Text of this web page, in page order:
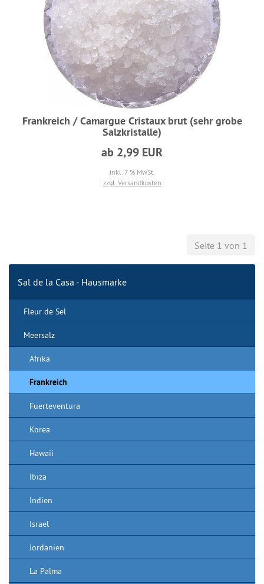
Frankreich / Camargue Cristaux brut (sehr grobe
Salzkristalle)
ab 2,99 EUR
inkl. 7 % MwSt.
zzgl. Versandkosten
Seite 1 von 1
Sal de la Casa - Hausmarke
Fleur de Sel
Meersalz
Afrika
Frankreich
Fuerteventura
Korea
Hawaii
Ibiza
Indien
Israel
Jordanien
La Palma